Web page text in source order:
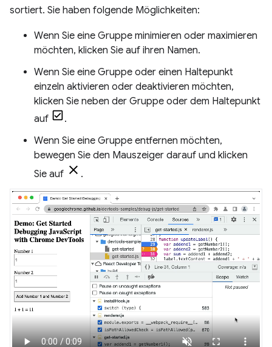
sortiert. Sie haben folgende Möglichkeiten:
Wenn Sie eine Gruppe minimieren oder maximieren
möchten, klicken Sie auf ihren Namen.
Wenn Sie eine Gruppe oder einen Haltepunkt
einzeln aktivieren oder deaktivieren möchten,
klicken Sie neben der Gruppe oder dem Haltepunkt
auf
.
Wenn Sie eine Gruppe entfernen möchten,
bewegen Sie den Mauszeiger darauf und klicken
Sie auf
.